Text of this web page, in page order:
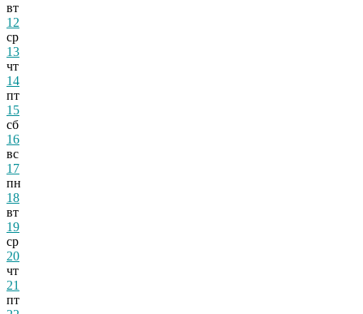
вт
12
ср
13
чт
14
пт
15
сб
16
вс
17
пн
18
вт
19
ср
20
чт
21
пт